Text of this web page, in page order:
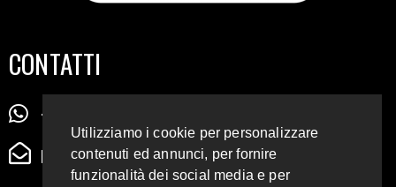
CONTATTI
+39 345 72 72 88 5
radiodigiesse@gmail.com
Utilizziamo i cookie per personalizzare
contenuti ed annunci, per fornire
funzionalità dei social media e per